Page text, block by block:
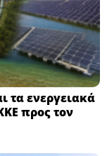
τα ενεργειακά
προς τον